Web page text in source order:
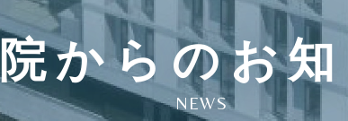
からのお
NEWS